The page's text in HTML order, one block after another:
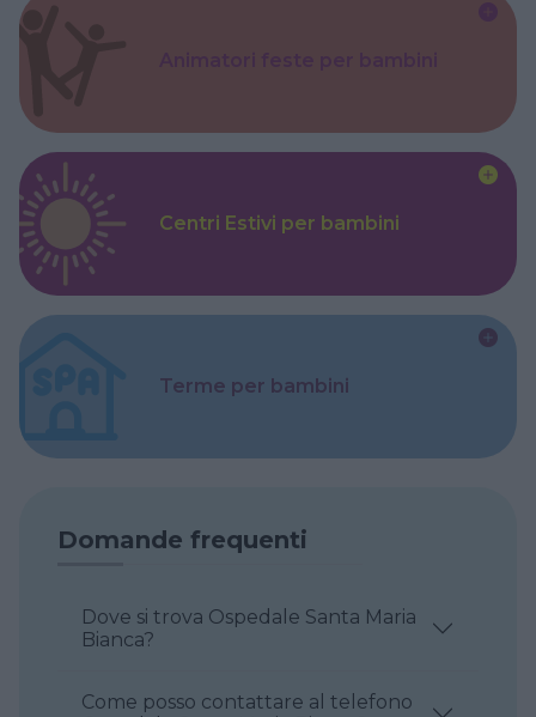
Centri Estivi per bambini
Terme per bambini
Domande frequenti
Dove si trova Ospedale Santa Maria
Bianca?
Come posso contattare al telefono